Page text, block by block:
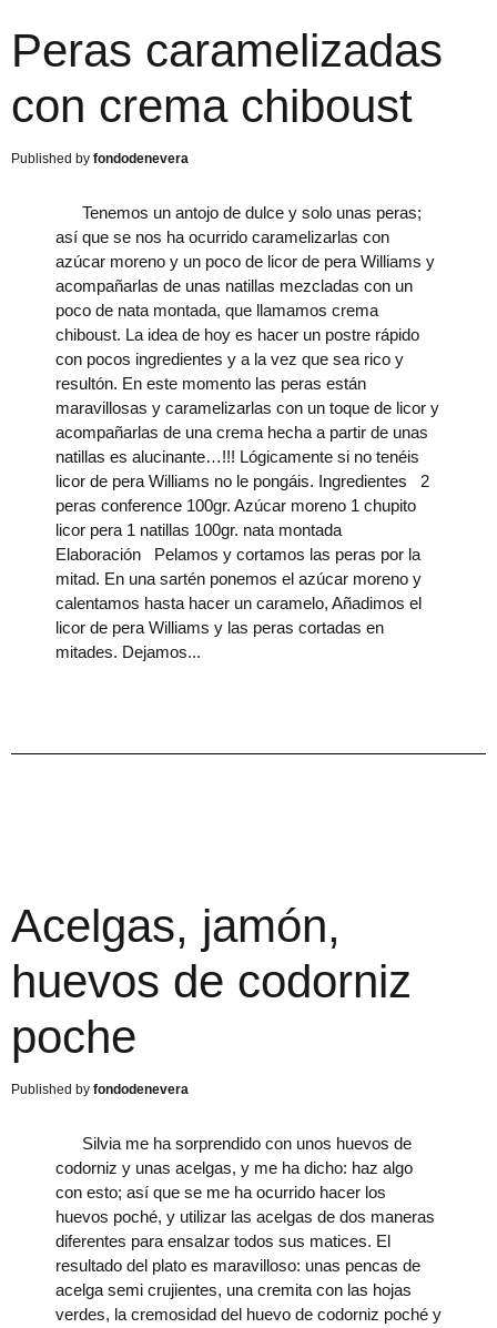
Peras caramelizadas
con crema chiboust
fondodenevera
Tenemos un antojo de dulce y solo unas peras;
así que se nos ha ocurrido caramelizarlas con
azúcar moreno y un poco de licor de pera Williams y
acompañarlas de unas natillas mezcladas con un
poco de nata montada, que llamamos crema
chiboust. La idea de hoy es hacer un postre rápido
con pocos ingredientes y a la vez que sea rico y
resultón. En este momento las peras están
maravillosas y caramelizarlas con un toque de licor y
acompañarlas de una crema hecha a partir de unas
natillas es alucinante…!!! Lógicamente si no tenéis
licor de pera Williams no le pongáis. Ingredientes 2
peras conference 100gr. Azúcar moreno 1 chupito
licor pera 1 natillas 100gr. nata montada
Elaboración Pelamos y cortamos las peras por la
mitad. En una sartén ponemos el azúcar moreno y
calentamos hasta hacer un caramelo, Añadimos el
licor de pera Williams y las peras cortadas en
mitades. Dejamos
Acelgas, jamón,
huevos de codorniz
poche
fondodenevera
Silvia me ha sorprendido con unos huevos de
codorniz y unas acelgas, y me ha dicho: haz algo
con esto; así que se me ha ocurrido hacer los
huevos poché, y utilizar las acelgas de dos maneras
diferentes para ensalzar todos sus matices. El
resultado del plato es maravilloso: unas pencas de
acelga semi crujientes, una cremita con las hojas
verdes, la cremosidad del huevo de codorniz poché y